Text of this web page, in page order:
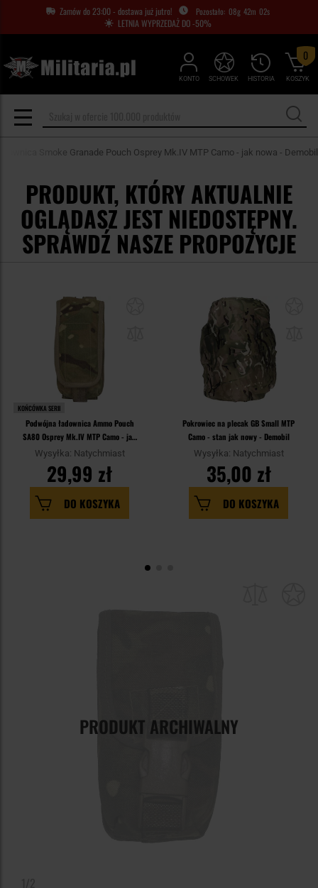
Zamów do 23:00 - dostawa już jutro! 08g 42m 02s
LETNIA WYPRZEDAŻ DO -50%
KONTO HISTORIA
SCHOWEK KOSZYK
0
Smoke Granade Pouch Osprey Mk.IV MTP Camo - jak nowa - Demobil
PRODUKT, KTÓRY AKTUALNIE
OGLĄDASZ JEST NIEDOSTĘPNY.
SPRAWDŹ NASZE PROPOZYCJE
KOŃCÓWKA SERII
Podwójna ładownica Ammo Pouch
SA80 Osprey Mk.IV MTP Camo - jak
nowa - Demobil
Wysyłka: Natychmiast
29,99 zł
DO KOSZYKA
Pokrowiec na plecak GB Small MTP
Camo - stan jak nowy - Demobil
Wysyłka: Natychmiast
35,00 zł
DO KOSZYKA
PRODUKT ARCHIWALNY